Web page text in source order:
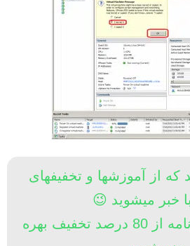
که از آموزشها و تخفیفهای
خبر میشوید 😉
با عضویت در خبرنامه از 80 درصد تخفیف بهره